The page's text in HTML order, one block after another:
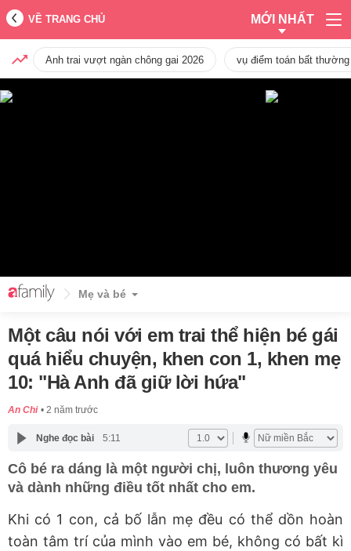
VỀ TRANG CHỦ MỚI NHẤT
Anh trai vượt ngàn chông gai 2026 vụ điểm toán bất
Mẹ và bé
Một câu nói với em trai thể hiện bé gái
quá hiểu chuyện, khen con 1, khen mẹ
10: "Hà Anh đã giữ lời hứa"
An Chi 2 năm trước
Nghe đọc bài 5:11
Cô bé ra dáng là một người chị, luôn thương yêu
và dành những điều tốt nhất cho em.
Khi có 1 con, cả bố lẫn mẹ đều có thể dồn hoàn
toàn tâm trí của mình vào em bé, không có bất kì